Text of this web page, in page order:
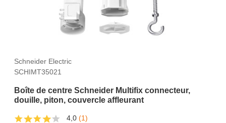
Schneider Electric
SCHIMT35021
Boîte de centre Schneider Multifix connecteur,
douille, piton, couvercle affleurant
4,0 (1)